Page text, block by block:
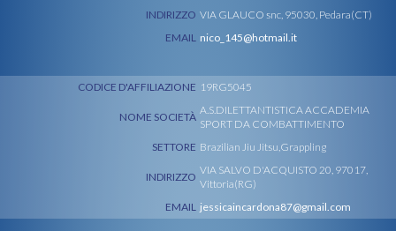
INDIRIZZO VIA GLAUCO snc, 95030, Pedara(CT)
EMAIL nico_145@hotmail.it
CODICE D'AFFILIAZIONE 19RG5045
NOME SOCIETÀ
A.S.DILETTANTISTICA ACCADEMIA
SPORT DA COMBATTIMENTO
SETTORE Brazilian Jiu Jitsu,Grappling
INDIRIZZO
VIA SALVO D'ACQUISTO 20, 97017,
Vittoria(RG)
EMAIL jessicaincardona87@gmail.com